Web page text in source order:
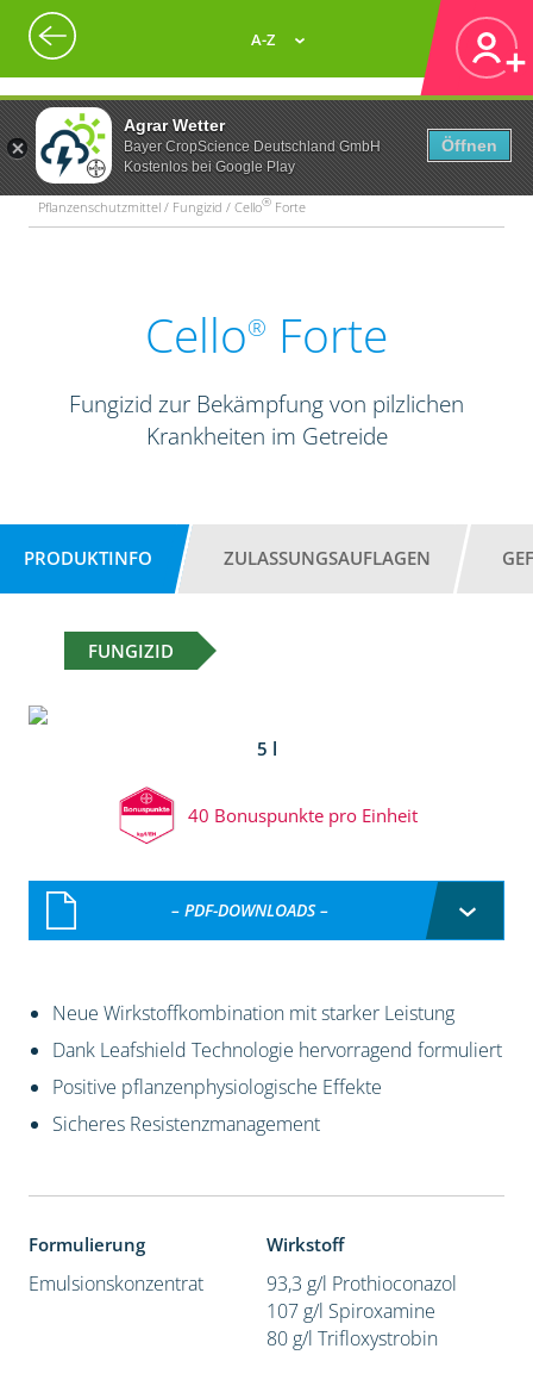
Agrar Wetter
Bayer CropScience Deutschland GmbH
Kostenlos bei Google Play
Öffnen
A-Z
Pflanzenschutzmittel / Fungizid / Cello® Forte
Cello® Forte
Fungizid zur Bekämpfung von pilzlichen
Krankheiten im Getreide
PRODUKTINFO ZULASSUNGSAUFLAGEN
FUNGIZID
5 l
40 Bonuspunkte pro Einheit
– PDF-DOWNLOADS –
Neue Wirkstoffkombination mit starker Leistung
Dank Leafshield Technologie hervorragend formuliert
Positive pflanzenphysiologische Effekte
Sicheres Resistenzmanagement
Formulierung
Emulsionskonzentrat
Wirkstoff
93,3 g/l Prothioconazol
107 g/l Spiroxamine
80 g/l Trifloxystrobin